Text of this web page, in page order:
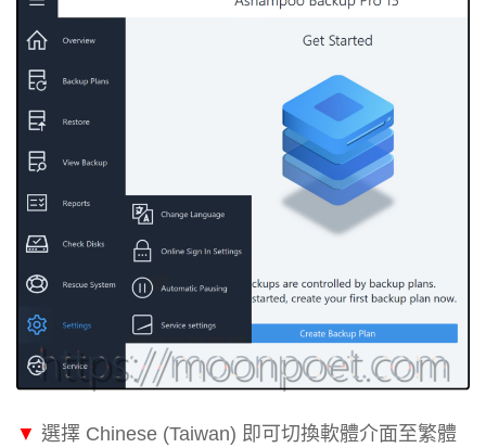
▼ 選擇 Chinese (Taiwan) 即可切換軟體介面至繁體